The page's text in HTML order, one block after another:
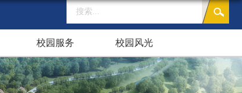
校园服务 校园风光